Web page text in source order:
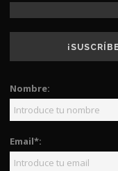
Nombre:
Email*: